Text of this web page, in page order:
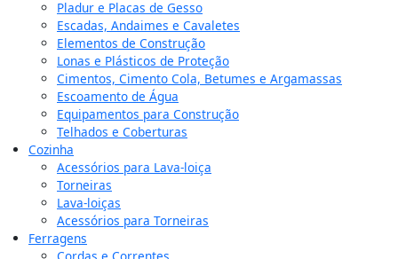
Pladur e Placas de Gesso
Escadas, Andaimes e Cavaletes
Elementos de Construção
Lonas e Plásticos de Proteção
Cimentos, Cimento Cola, Betumes e Argamassas
Escoamento de Água
Equipamentos para Construção
Telhados e Coberturas
Cozinha
Acessórios para Lava-loiça
Torneiras
Lava-loiças
Acessórios para Torneiras
Ferragens